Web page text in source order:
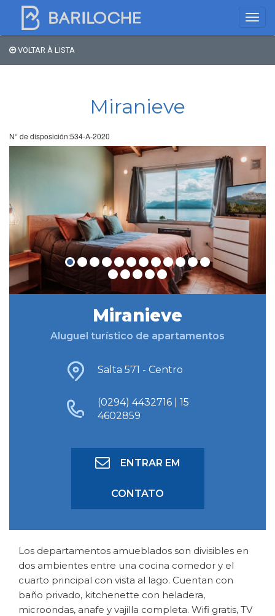
Bariloche
Estrelas
Região
BUSCAR HOSPEDAGEM
VOLTAR À LISTA
Miranieve
N° de disposición:534-A-2020
Miranieve
Aluguel turístico de apartamentos
Salta 571 - Centro
(0294) 4432716 | 15
4602859
ENTRAR EM
CONTATO
Los departamentos amueblados son divisibles en
dos ambientes entre una cocina comedor y el
cuarto principal con vista al lago. Cuentan con
baño privado, kitchenette con heladera,
microondas, anafe y vajilla completa. Wifi gratis, TV